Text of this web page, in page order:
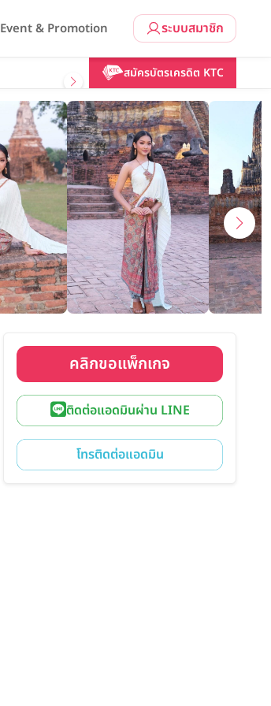
ระบบสมาชิก
Event & Promotion
สมัครบัตรเครดิต KTC
คลิกขอแพ็กเกจ
คลิกขอแพ็กเกจ
ติดต่อแอดมินผ่าน LINE
โทรติดต่อแอดมิน